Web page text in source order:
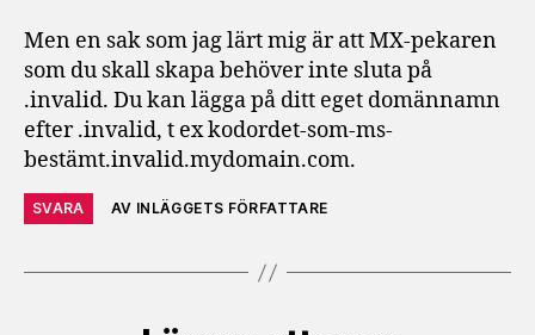
Men en sak som jag lärt mig är att MX-pekaren
som du skall skapa behöver inte sluta på
.invalid. Du kan lägga på ditt eget domännamn
efter .invalid, t ex kodordet-som-ms-
bestämt.invalid.mydomain.com.
SVARA AV INLÄGGETS FÖRFATTARE